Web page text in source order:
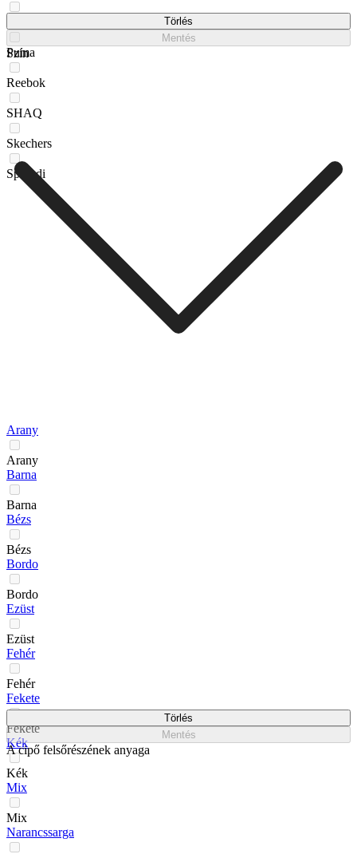
Puma
Reebok
SHAQ
Skechers
Sprandi
Törlés
Mentés
Szín
Arany
Arany
Barna
Barna
Bézs
Bézs
Bordo
Bordo
Ezüst
Ezüst
Fehér
Fehér
Fekete
Fekete
Kék
Kék
Mix
Mix
Narancssarga
Törlés
Mentés
A cipő felsőrészének anyaga